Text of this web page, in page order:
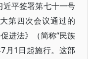
近平签署第七十一号
第四次会议通过的
进法》（简称“民族
月1日起施行。这部